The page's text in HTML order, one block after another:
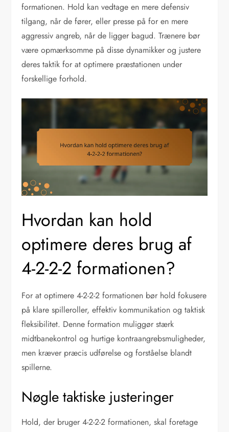
formationen. Hold kan vedtage en mere defensiv
tilgang, når de fører, eller presse på for en mere
aggressiv angreb, når de ligger bagud. Trænere bør
være opmærksomme på disse dynamikker og justere
deres taktik for at optimere præstationen under
forskellige forhold.
Hvordan kan hold
optimere deres brug af
4-2-2-2 formationen?
For at optimere 4-2-2-2 formationen bør hold fokusere
på klare spilleroller, effektiv kommunikation og taktisk
fleksibilitet. Denne formation muliggør stærk
midtbanekontrol og hurtige kontraangrebsmuligheder,
men kræver præcis udførelse og forståelse blandt
spillerne.
Nøgle taktiske justeringer
Hold, der bruger 4-2-2-2 formationen, skal foretage